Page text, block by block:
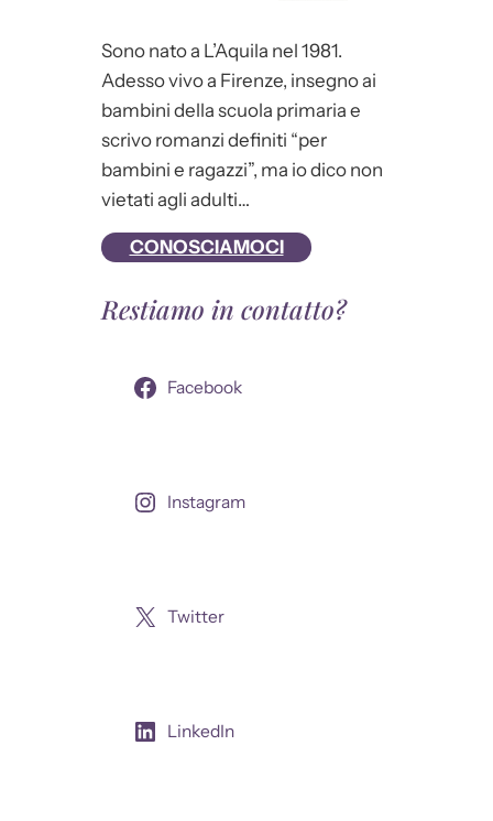
Sono nato a L’Aquila nel 1981.
Adesso vivo a Firenze, insegno ai
bambini della scuola primaria e
scrivo romanzi definiti “per
bambini e ragazzi”, ma io dico non
vietati agli adulti…
CONOSCIAMOCI
Restiamo in contatto?
Facebook
Instagram
Twitter
LinkedIn